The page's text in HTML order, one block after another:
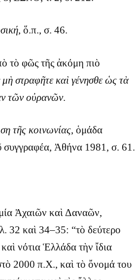
, ὅ.π., σ. 46.
τὸ φῶς τῆς ἀκόμη πιὸ
μὴ στραφῆτε καὶ γένησθε ὡς τὰ
τῶν οὐρανῶν.
τῆς κοινωνίας, ὁμάδα
συγγραφέα, Ἀθήνα 1981, σ. 61.
Ἀχαιῶν καὶ Δαναῶν,
32 καὶ 34–35: “τὸ δεύτερο
νότια Ἑλλάδα τὴν ἴδια
2000 π.Χ., καὶ τὸ ὄνομά του